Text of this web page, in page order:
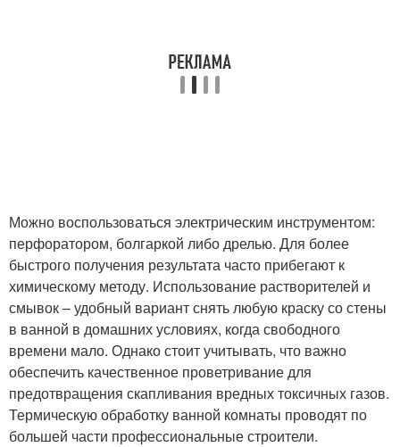
Можно воспользоваться электрическим инструментом:
перфоратором, болгаркой либо дрелью. Для более
быстрого получения результата часто прибегают к
химическому методу. Использование растворителей и
смывок – удобный вариант снять любую краску со стены
в ванной в домашних условиях, когда свободного
времени мало. Однако стоит учитывать, что важно
обеспечить качественное проветривание для
предотвращения скапливания вредных токсичных газов.
Термическую обработку ванной комнаты проводят по
большей части профессиональные строители.